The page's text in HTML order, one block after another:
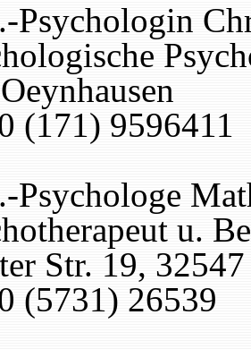
Psychologin
(171) 9596411
Psychologe
u.
Str. 19, 32547
(5731) 26539